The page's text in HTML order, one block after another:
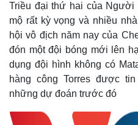
Triều đại thứ hai của
mộ rất kỳ vọng và nhiều
hội vô địch năm nay của
đón một đội bóng mới lên
dụng đội hình không có
hàng công Torres được
những dự đoán trước đó